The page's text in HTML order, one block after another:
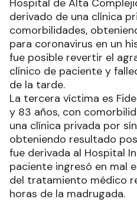
Hospital de Alta
derivado de una clínica
comorbilidades,
para coronavirus en un
fue posible revertir el
clínico de paciente y
de la tarde.
La tercera víctima es
y 83 años, con
una clínica privada por
obteniendo resultado
fue derivada al Hospital
paciente ingresó en mal
del tratamiento médico
horas de la madrugada.